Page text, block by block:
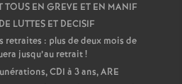
EN GREVE ET EN MANIF
LUTTES ET DECISIF
retraites : plus de deux mois de
jusqu’au retrait!
CDI à 3 ans, ARE